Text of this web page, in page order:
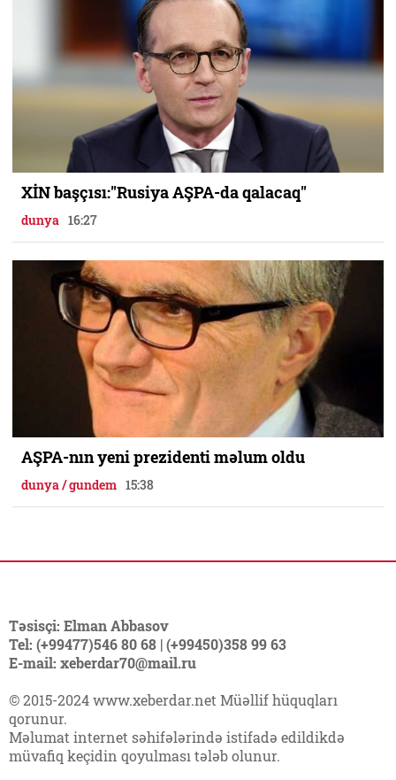
XİN başçısı:"Rusiya AŞPA-da qalacaq"
dunya 16:27
AŞPA-nın yeni prezidenti məlum oldu
dunya / gundem 15:38
Təsisçi: Elman Abbasov
Tel: (+99477)546 80 68 | (+99450)358 99 63
E-mail: xeberdar70@mail.ru
© 2015-2024 www.xeberdar.net Müəllif hüquqları
qorunur.
Məlumat internet səhifələrində istifadə edildikdə
müvafiq keçidin qoyulması tələb olunur.